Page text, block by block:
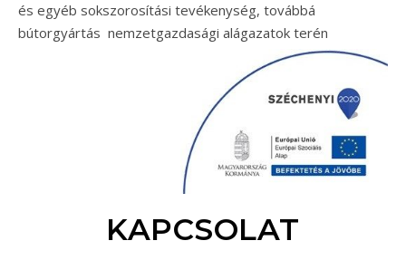
és egyéb sokszorosítási tevékenység, továbbá
bútorgyártás nemzetgazdasági alágazatok terén
KAPCSOLAT